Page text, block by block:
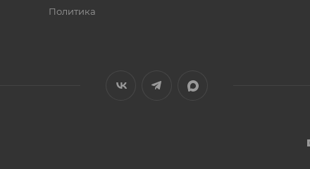
Политика